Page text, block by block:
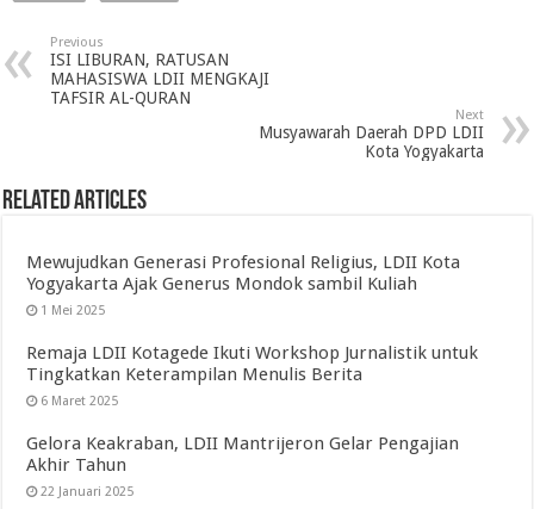
Previous
ISI LIBURAN, RATUSAN
MAHASISWA LDII MENGKAJI
TAFSIR AL-QURAN
Next
Musyawarah Daerah DPD LDII
Kota Yogyakarta
Related Articles
Mewujudkan Generasi Profesional Religius, LDII Kota
Yogyakarta Ajak Generus Mondok sambil Kuliah
1 Mei 2025
Remaja LDII Kotagede Ikuti Workshop Jurnalistik untuk
Tingkatkan Keterampilan Menulis Berita
6 Maret 2025
Gelora Keakraban, LDII Mantrijeron Gelar Pengajian
Akhir Tahun
22 Januari 2025